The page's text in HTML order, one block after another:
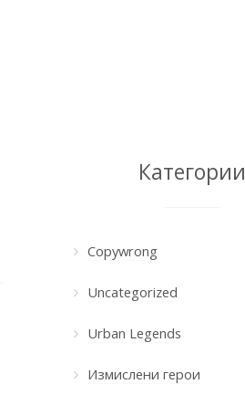
Категории
Copywrong
Uncategorized
Urban Legends
Измислени герои